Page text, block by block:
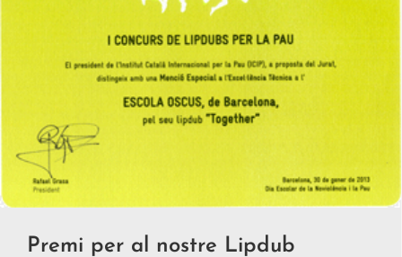
Premi per al nostre Lipdub